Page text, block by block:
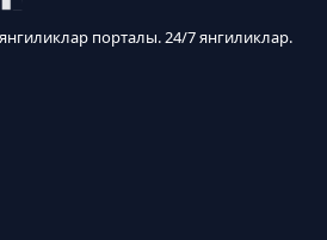
порталы. 24/7 янгиликлар.